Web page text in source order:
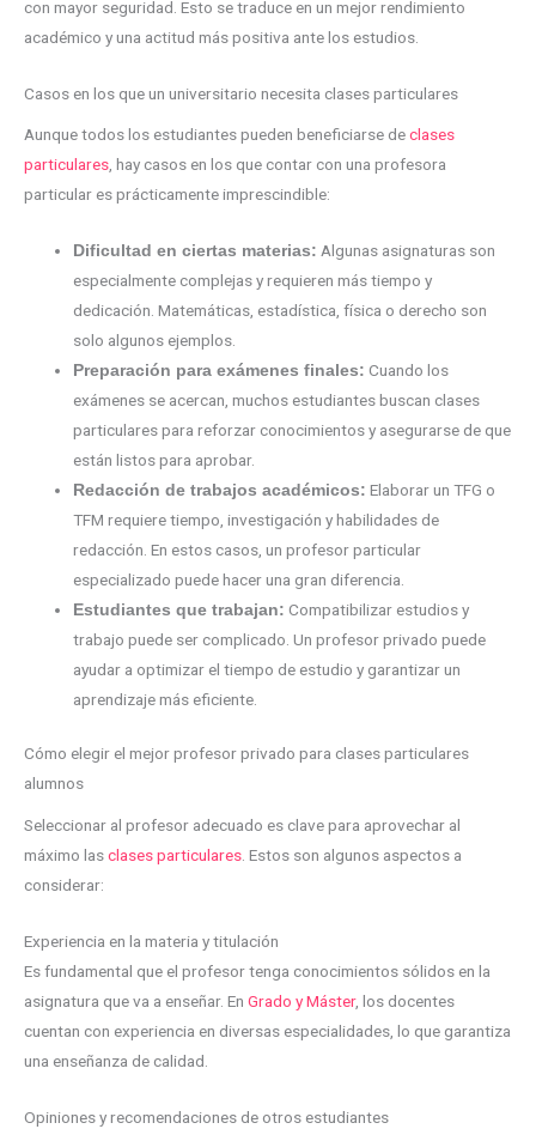
con mayor seguridad. Esto se traduce en un mejor rendimiento
académico y una actitud más positiva ante los estudios.
Casos en los que un universitario necesita clases particulares
Aunque todos los estudiantes pueden beneficiarse declases
particulares , hay casos en los que contar con una profesora
particular es prácticamente imprescindible:
Dificultad en ciertas materias: Algunas asignaturas son
especialmente complejas y requieren más tiempo y
dedicación. Matemáticas, estadística, física o derecho son
solo algunos ejemplos.
Preparación para exámenes finales: Cuando los
exámenes se acercan, muchos estudiantes buscan clases
particulares para reforzar conocimientos y asegurarse de que
están listos para aprobar.
Redacción de trabajos académicos: Elaborar un TFG o
TFM requiere tiempo, investigación y habilidades de
redacción. En estos casos, un profesor particular
especializado puede hacer una gran diferencia.
Estudiantes que trabajan: Compatibilizar estudios y
trabajo puede ser complicado. Un profesor privado puede
ayudar a optimizar el tiempo de estudio y garantizar un
aprendizaje más eficiente.
Cómo elegir el mejor profesor privado para clases particulares
alumnos
Seleccionar al profesor adecuado es clave para aprovechar al
máximo lasclases particulares . Estos son algunos aspectos a
considerar:
Experiencia en la materia y titulación
Es fundamental que el profesor tenga conocimientos sólidos en la
asignatura que va a enseñar. En Grado y Máster, los docentes
cuentan con experiencia en diversas especialidades, lo que garantiza
una enseñanza de calidad.
Opiniones y recomendaciones de otros estudiantes